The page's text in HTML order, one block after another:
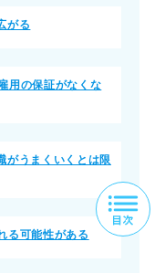
がる
用の保証がなくな
がうまくいくとは限
る可能性がある